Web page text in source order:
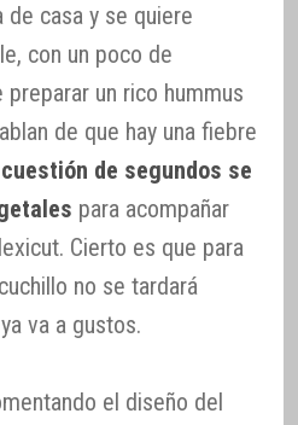
casa y se quiere
con un poco de
un rico hummus
de que hay una fiebre
de segundos se
para acompañar
Cierto es que para
no se tardará
va a gustos.
el diseño del